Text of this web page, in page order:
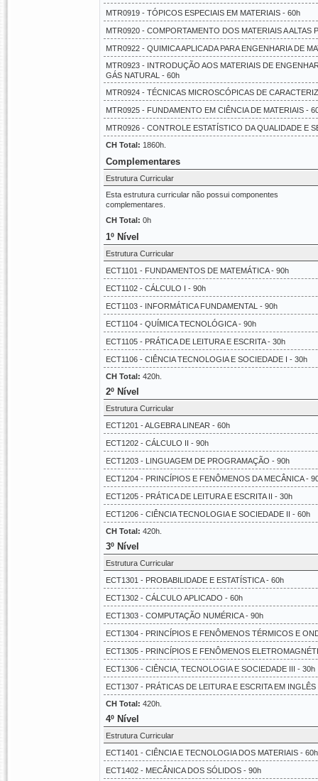
MTR0919 - TÓPICOS ESPECIAIS EM MATERIAIS - 60h
MTR0920 - COMPORTAMENTO DOS MATERIAIS A ALTAS
MTR0922 - QUIMICA APLICADA PARA ENGENHARIA DE
MTR0923 - INTRODUÇÃO AOS MATERIAIS DE
GÁS NATURAL - 60h
MTR0924 - TÉCNICAS MICROSCÓPICAS DE
MTR0925 - FUNDAMENTO EM CIÊNCIA DE MATERIAIS -
MTR0926 - CONTROLE ESTATÍSTICO DA QUALIDADE E
CH Total: 1860h.
Complementares
Estrutura Curricular
Esta estrutura curricular não possui componentes
complementares.
CH Total: 0h
1º Nível
Estrutura Curricular
ECT1101 - FUNDAMENTOS DE MATEMÁTICA - 90h
ECT1102 - CÁLCULO I - 90h
ECT1103 - INFORMÁTICA FUNDAMENTAL - 90h
ECT1104 - QUÍMICA TECNOLÓGICA - 90h
ECT1105 - PRÁTICA DE LEITURA E ESCRITA - 30h
ECT1106 - CIÊNCIA TECNOLOGIA E SOCIEDADE I - 30h
CH Total: 420h.
2º Nível
Estrutura Curricular
ECT1201 - ALGEBRA LINEAR - 60h
ECT1202 - CÁLCULO II - 90h
ECT1203 - LINGUAGEM DE PROGRAMAÇÃO - 90h
ECT1204 - PRINCÍPIOS E FENÔMENOS DA MECÂNICA -
ECT1205 - PRÁTICA DE LEITURA E ESCRITA II - 30h
ECT1206 - CIÊNCIA TECNOLOGIA E SOCIEDADE II - 60h
CH Total: 420h.
3º Nível
Estrutura Curricular
ECT1301 - PROBABILIDADE E ESTATÍSTICA - 60h
ECT1302 - CÁLCULO APLICADO - 60h
ECT1303 - COMPUTAÇÃO NUMÉRICA - 90h
ECT1304 - PRINCÍPIOS E FENÔMENOS TÉRMICOS E
ECT1305 - PRINCÍPIOS E FENÔMENOS
ECT1306 - CIÊNCIA, TECNOLOGIA E SOCIEDADE III - 30h
ECT1307 - PRÁTICAS DE LEITURA E ESCRITA EM INGLÊS
CH Total: 420h.
4º Nível
Estrutura Curricular
ECT1401 - CIÊNCIA E TECNOLOGIA DOS MATERIAIS - 60h
ECT1402 - MECÂNICA DOS SÓLIDOS - 90h